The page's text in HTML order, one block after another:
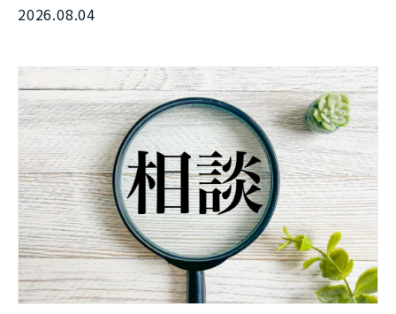
2026.08.04